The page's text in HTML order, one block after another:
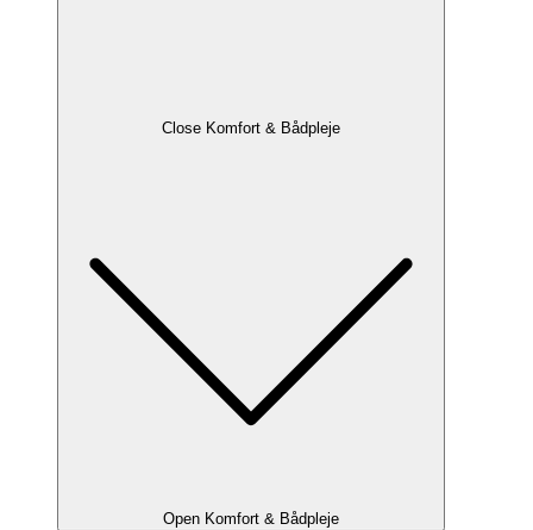
Close Komfort & Bådpleje
Open Komfort & Bådpleje